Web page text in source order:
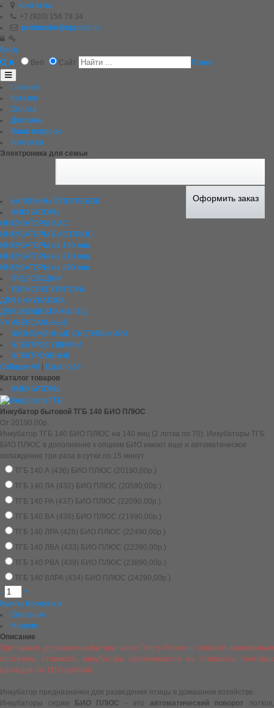
Контакты
+7 (920) 156 78 34
postmaster@nppeds.ru
Вход
Веб
Сайт Поиск
Главная
Каталог
Оплата
Доставка
Ваши вопросы
Контакты
Электроника для семьи
Оформить заказ
БАЛКОННЫЙ ПОГРЕБОК
ИНКУБАТОРЫ
ИНКУБАТОРЫ БИО
ИНКУБАТОРЫ БИО ПЛЮС
ИНКУБАТОРЫ на 140 яиц
ИНКУБАТОРЫ на 210 яиц
ИНКУБАТОРЫ на 280 яиц
ПЧЕЛОВОДАМ
ТЕРМОРЕГУЛЯТОРЫ
ДЛЯ ИНКУБАТОРА
ДЛЯ ОВОЩЕХРАНИЛИЩ
УНИВЕРСАЛЬНЫЕ
ЭКОНОМИЧНЫЕ СВЕТИЛЬНИКИ
ЭЛЕКТРОСУШИЛКИ
ЭЛЕКТРОВЕНИК
Collapse All
Expand All
Каталог товаров
ИНКУБАТОРЫ
Инкубатор бытовой ТГБ 140 БИО ПЛЮС
От 20190,00р.
Инкубатор ТГБ 140 БИО ПЛЮС на 140 яиц (2 лотка по 70). Инкубаторы ТГБ
БИО ПЛЮС в дополнение к опциям БИО имеют еще и автоматическое
охлаждение три раза в сутки.по 15 минут.
ТГБ 140 А (436) БИО ПЛЮС (20190,00р.)
ТГБ 140 ЛА (432) БИО ПЛЮС (20590,00р.)
ТГБ 140 РА (437) БИО ПЛЮС (22090,00р.)
ТГБ 140 ВА (438) БИО ПЛЮС (21990,00р.)
ТГБ 140 ЛРА (428) БИО ПЛЮС (22490,00р.)
ТГБ 140 ЛВА (433) БИО ПЛЮС (22390,00р.)
ТГБ 140 РВА (439) БИО ПЛЮС (23890,00р.)
ТГБ 140 ВЛРА (434) БИО ПЛЮС (24290,00р.)
-
+
Купить Вернуться
Описание
Модели
Описание
При заказе доставки инкубатора через Почту России с оплатой наложенным
платежом, стоимость инкубатора увеличивается на стоимость почтовых
расходов (от 1150 рублей).
Инкубатор предназначен для разведения птицы в домашнем хозяйстве.
Инкубаторы серии
БИО ПЛЮС - это автоматический поворот лотков,